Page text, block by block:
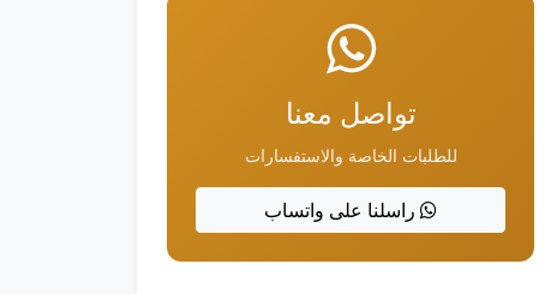
تواصل معنا
للطلبات الخاصة والاستفسارات
راسلنا على واتساب